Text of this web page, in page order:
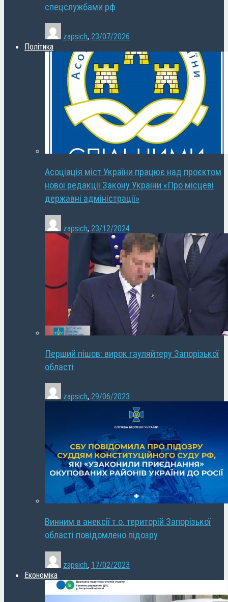
спецслужбами рф
zapsich, 23/07/2026
Політика
Асоціація міст України працює над проєктом
нової редакції Закону України «Про місцеві
державні адміністрації»
zapsich, 23/12/2024
Перший пішов: вирок гауляйтеру Запорізької
області
zapsich, 29/06/2023
Винним в анексії т.о. територій Запорізької
області повідомлено підозру
zapsich, 17/02/2023
Економіка